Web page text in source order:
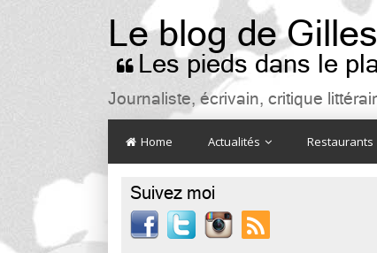
Le blog de
 Les pieds dans le
Journaliste, écrivain, critique
Home Actualités Restaurants
Suivez moi
